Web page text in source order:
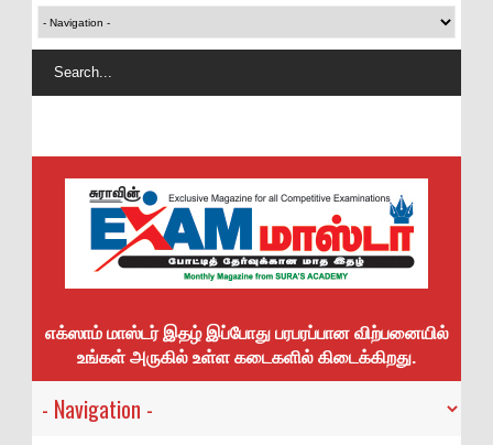
எக்ஸாம் மாஸ்டர் இதழ் இப்போது பரபரப்பான விற்பனையில்
உங்கள் அருகில் உள்ள கடைகளில் கிடைக்கிறது.